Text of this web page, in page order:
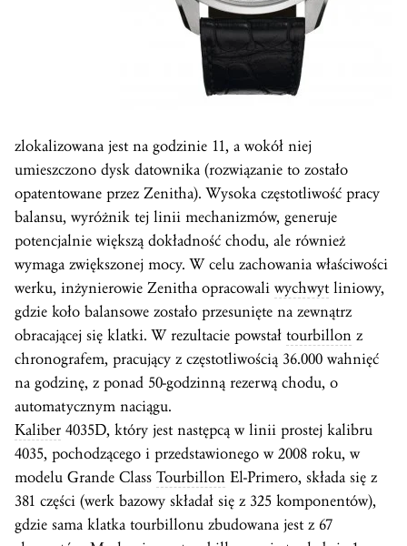
zlokalizowana jest na godzinie 11, a wokół niej
umieszczono dysk datownika (rozwiązanie to zostało
opatentowane przez Zenitha). Wysoka częstotliwość pracy
balansu, wyróżnik tej linii mechanizmów, generuje
potencjalnie większą dokładność chodu, ale również
wymaga zwiększonej mocy. W celu zachowania właściwości
werku, inżynierowie Zenitha opracowali wychwytliniowy,
gdzie koło balansowe zostało przesunięte na zewnątrz
obracającej się klatki. W rezultacie powstał tourbillon z
chronografem, pracujący z częstotliwością 36.000 wahnięć
na godzinę, z ponad 50-godzinną rezerwą chodu, o
automatycznym naciągu.
Kaliber 4035D, który jest następcą w linii prostej kalibru
4035, pochodzącego i przedstawionego w 2008 roku, w
modelu Grande Class Tourbillon El-Primero, składa się z
381 części (werk bazowy składał się z 325 komponentów),
gdzie sama klatka tourbillonu zbudowana jest z 67